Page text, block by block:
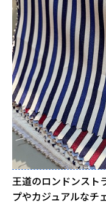
王道のロンドンスト
プやカジュアルなチ